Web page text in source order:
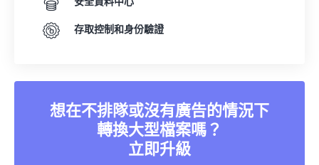
安全資料中心
存取控制和身份驗證
想在不排隊或沒有廣告的情況下
轉換大型檔案嗎？
立即升級